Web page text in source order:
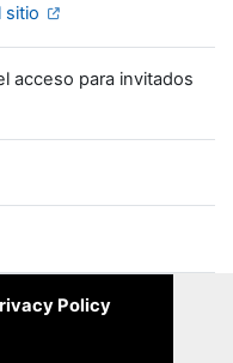
sitio
acceso para invitados
Policy